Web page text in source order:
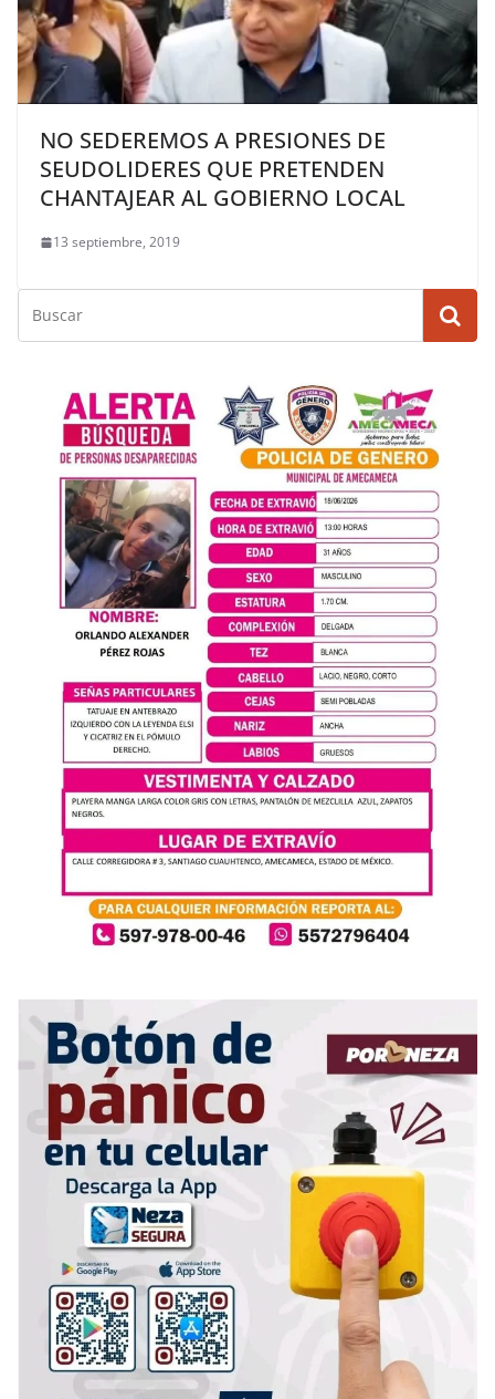
NO SEDEREMOS A PRESIONES DE
SEUDOLIDERES QUE PRETENDEN
CHANTAJEAR AL GOBIERNO LOCAL
13 septiembre, 2019